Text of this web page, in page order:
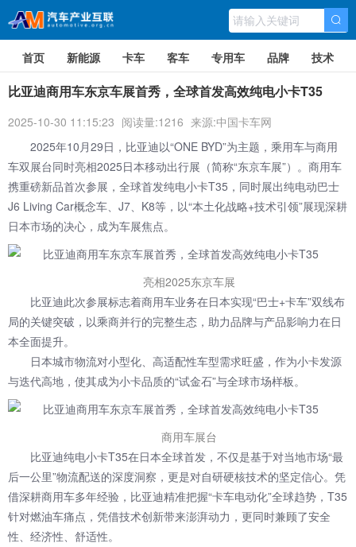
首页 新能源 卡车 客车 专用车 品牌 技术
比亚迪商用车东京车展首秀，全球首发高效纯电小卡T35
2025-10-30 11:15:23 阅读量:1216 来源:中国卡车网
2025年10月29日，比亚迪以“ONE BYD”为主题，乘用车与商用
车双展台同时亮相2025日本移动出行展（简称“东京车展”）。商用车
携重磅新品首次参展，全球首发纯电小卡T35，同时展出纯电动巴士
J6 Living Car概念车、J7、K8等，以“本土化战略+技术引领”展现深耕
日本市场的决心，成为车展焦点。
亮相2025东京车展
比亚迪此次参展标志着商用车业务在日本实现“巴士+卡车”双线布
局的关键突破，以乘商并行的完整生态，助力品牌与产品影响力在日
本全面提升。
日本城市物流对小型化、高适配性车型需求旺盛，作为小卡发源
与迭代高地，使其成为小卡品质的“试金石”与全球市场样板。
商用车展台
比亚迪纯电小卡T35在日本全球首发，不仅是基于对当地市场“最
后一公里”物流配送的深度洞察，更是对自研硬核技术的坚定信心。凭
借深耕商用车多年经验，比亚迪精准把握“卡车电动化”全球趋势，T35
针对燃油车痛点，凭借技术创新带来澎湃动力，更同时兼顾了安全
性、经济性、舒适性。